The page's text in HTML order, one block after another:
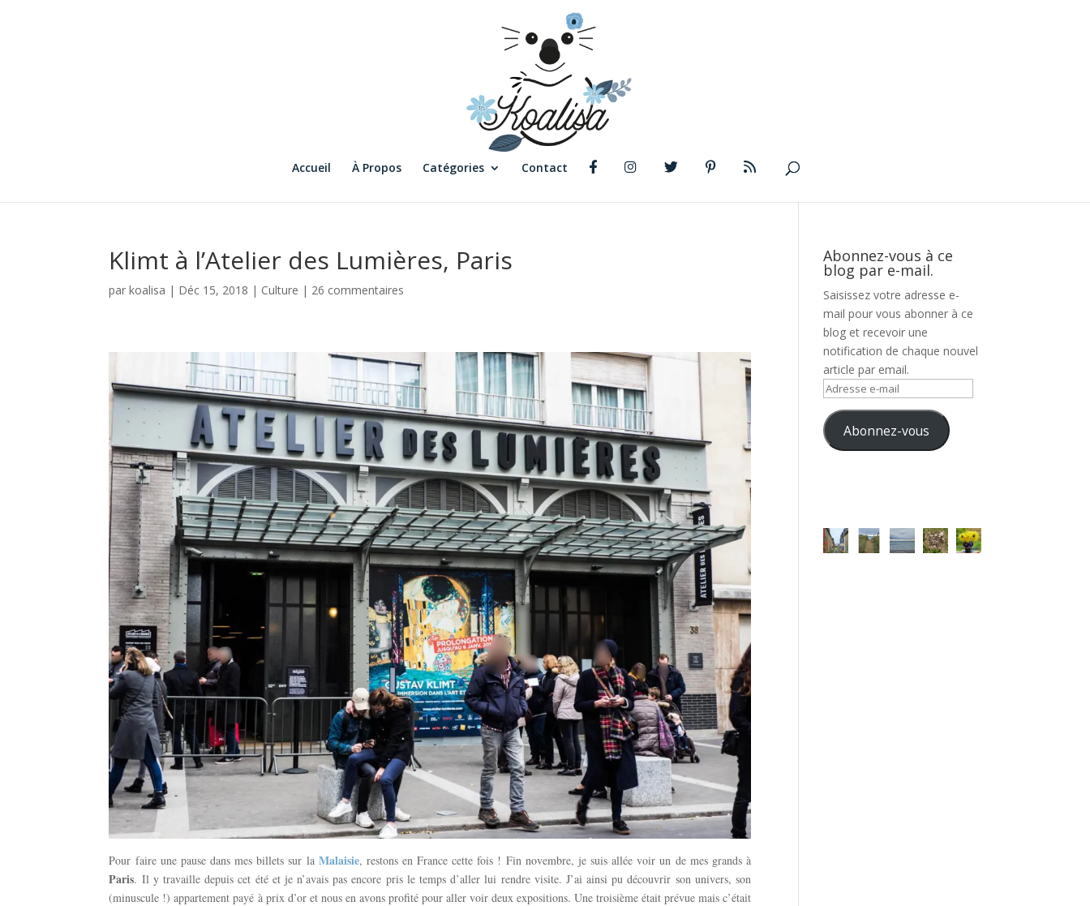
Accueil À Propos Catégories Contact
Klimt à l’Atelier des Lumières, Paris
parkoalisa | Déc 15, 2018 | Culture | 26 commentaires
Pour faire une pause dans mes billets sur la Malaisie, restons en France cette fois ! Fin novembre, je suis allée voir un de mes grands à
Paris. Il y travaille depuis cet été et je n’avais pas encore pris le temps d’aller lui rendre visite. J’ai ainsi pu découvrir son univers, son
(minuscule !) appartement payé à prix d’or et nous en avons profité pour aller voir deux expositions. Une troisième était prévue mais c’était
Abonnez-vous à ce
blog par e-mail.
Saisissez votre adresse e-
mail pour vous abonner à ce
blog et recevoir une
notification de chaque nouvel
article par email.
Adresse
mail Abonnez-vous